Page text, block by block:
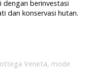
dengan berinvestasi
dan konservasi hutan.
Veneta, mode